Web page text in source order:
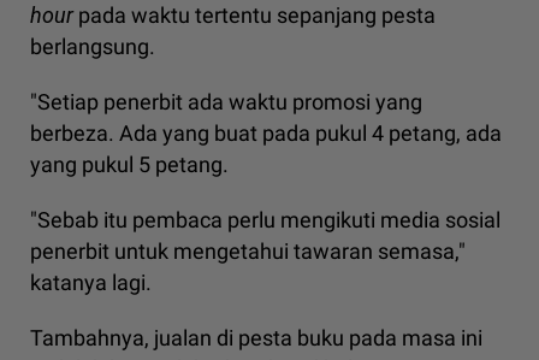
hourpada waktu tertentu sepanjang pesta
berlangsung.
"Setiap penerbit ada waktu promosi yang
berbeza. Ada yang buat pada pukul 4 petang, ada
yang pukul 5 petang.
"Sebab itu pembaca perlu mengikuti media sosial
penerbit untuk mengetahui tawaran semasa,"
katanya lagi.
Tambahnya, jualan di pesta buku pada masa ini